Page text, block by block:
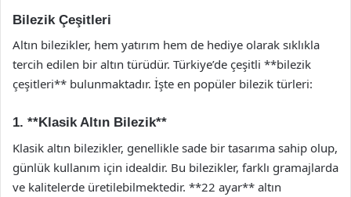
Bilezik Çeşitleri
Altın bilezikler, hem yatırım hem de hediye olarak sıklıkla
tercih edilen bir altın türüdür. Türkiye’de çeşitli **bilezik
çeşitleri** bulunmaktadır. İşte en popüler bilezik türleri:
1. **Klasik Altın Bilezik**
Klasik altın bilezikler, genellikle sade bir tasarıma sahip olup,
günlük kullanım için idealdir. Bu bilezikler, farklı gramajlarda
ve kalitelerde üretilebilmektedir. **22 ayar** altın